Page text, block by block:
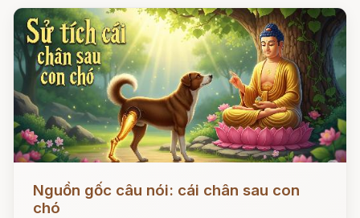
Đọc ngay
Nguồn gốc câu nói: cái chân sau con
chó